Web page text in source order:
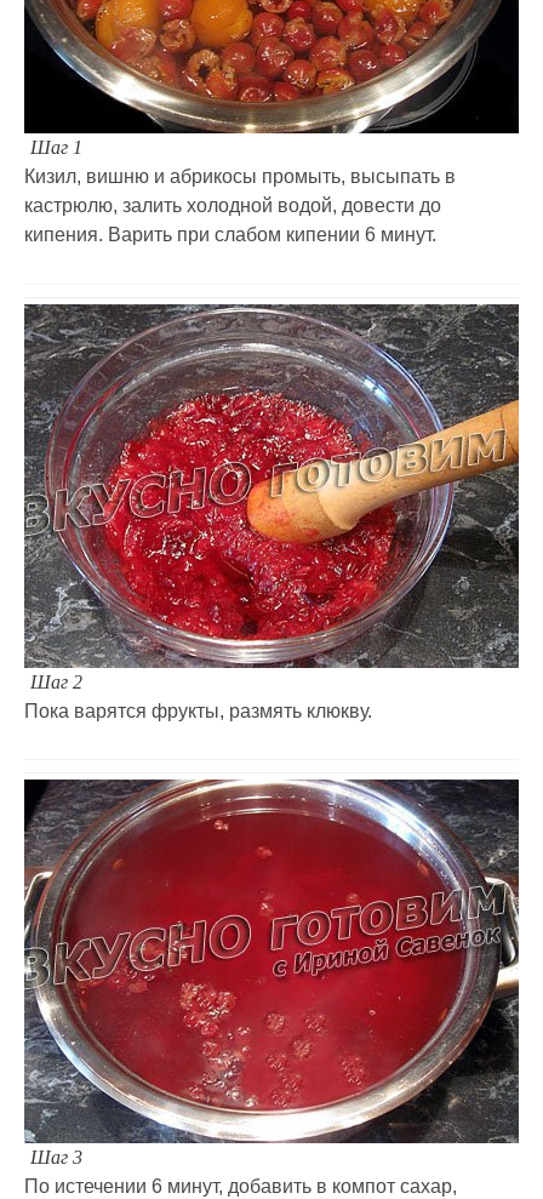
Шаг 1
Кизил, вишню и абрикосы промыть, высыпать в
кастрюлю, залить холодной водой, довести до
кипения. Варить при слабом кипении 6 минут.
Шаг 2
Пока варятся фрукты, размять клюкву.
Шаг 3
По истечении 6 минут, добавить в компот сахар,